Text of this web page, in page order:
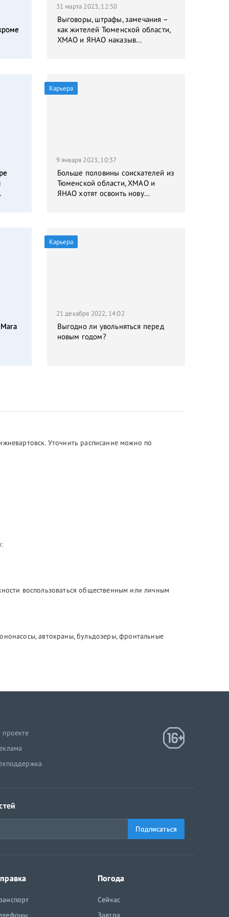
31 марта 2023, 12:50
Выговоры, штрафы, замечания –
как жителей Тюменской области,
ХМАО и ЯНАО наказыв...
Карьера
9 января 2023, 10:37
Больше половины соискателей из
Тюменской области, ХМАО и
ЯНАО хотят освоить нову...
Карьера
21 декабря 2022, 14:02
Выгодно ли увольняться перед
новым годом?
Уточнить расписание можно по
воспользоваться общественным или личным
автокраны, бульдозеры, фронтальные
проекте
Подписаться
Погода
Сейчас
Завтра